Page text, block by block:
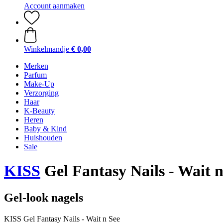
Account aanmaken
Winkelmandje € 0,00
Merken
Parfum
Make-Up
Verzorging
Haar
K-Beauty
Heren
Baby & Kind
Huishouden
Sale
KISS Gel Fantasy Nails - Wait
Gel-look nagels
KISS Gel Fantasy Nails - Wait n See